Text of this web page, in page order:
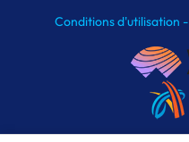
Conditions d'utilisation -